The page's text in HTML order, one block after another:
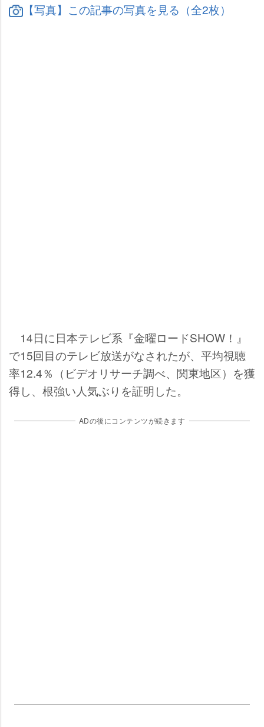
【写真】この記事の写真を見る（全2枚）
14日に日本テレビ系『金曜ロードSHOW！』
で15回目のテレビ放送がなされたが、平均視聴
率12.4％（ビデオリサーチ調べ、関東地区）を獲
得し、根強い人気ぶりを証明した。
ADの後にコンテンツが続きます